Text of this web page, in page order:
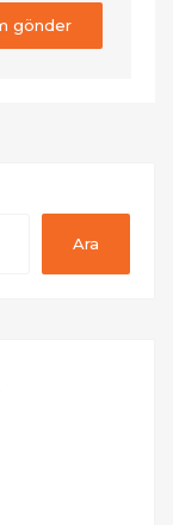
Ara